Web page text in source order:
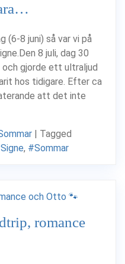
(6-8 juni) så var vi på
8 juli, dag 30
gjorde ett ultraljud
hos tidigare. Efter ca
att det inte
Tagged
, #Sommar
romance